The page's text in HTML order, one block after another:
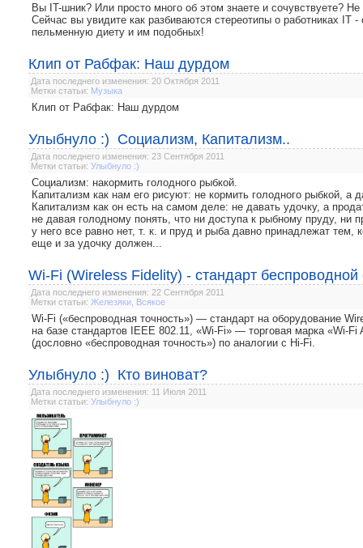
Вы IT-шник? Или просто много об этом знаете и сочувствуете?
Сейчас вы увидите как разбиваются стереотипы о работниках IT
пельменную диету и им подобных!
Клип от Рабфак: Наш дурдом
Дата последнего изменения: 20 Октября 2011
Метки статьи: Музыка
Клип от Рабфак: Наш дурдом
Улыбнуло :) Социализм, Капитализм..
Дата последнего изменения: 23 Сентября 2011
Метки статьи: Улыбнуло :)
Социализм: накормить голодного рыбкой.
Капитализм как нам его рисуют: не кормить голодного рыбкой, а
Капитализм как он есть на самом деле: не давать удочку, а
не давая голодному понять, что ни доступа к рыбному пруду, ни
у него все равно нет, т. к. и пруд и рыба давно принадлежат тем,
еще и за удочку должен...
Wi-Fi (Wireless Fidelity) - стандарт беспроводной
Дата последнего изменения: 22 Сентября 2011
Метки статьи: Железяки Всякое
Wi-Fi («беспроводная точность») — стандарт на оборудование
на базе стандартов IEEE 802.11, «Wi-Fi» — торговая марка «Wi-
(дословно «беспроводная точность») по аналогии с Hi-Fi.
Улыбнуло :) Кто виноват?
Дата последнего изменения: 11 Июля 2011
Метки статьи: Улыбнуло :)